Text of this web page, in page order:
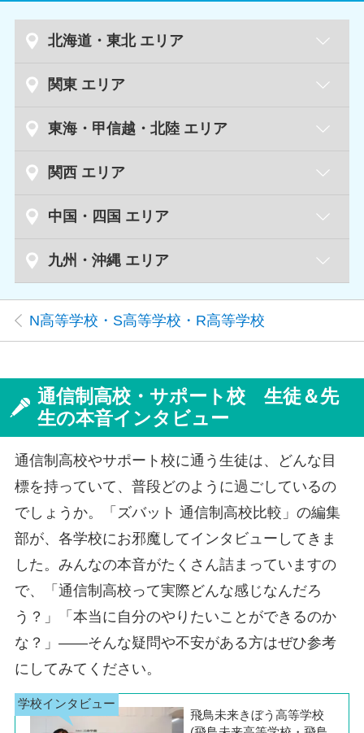
北海道・東北 エリア
北海道
札幌大通キャンパス
岩手県
宮城県
仙台新寺通キャンパス
秋田県 秋田キャンパス
福島県
福島郡山キャンパス
いわきキャンパス
関東 エリア
茨城県
水戸キャンパス
栃木県
東武宇都宮キャンパス
群馬県
群馬前橋キャンパス
高崎キャンパス
群馬太田キャンパス
埼玉県
大宮キャンパス
川口駅前キャンパス
千葉県
千葉キャンパス
柏キャンパス
松戸キャンパス
東京都
御茶ノ水キャンパス
秋葉原キャンパス
新宿代々木キャンパス
溝の口キャンパス
東海・甲信越・北陸 エリア
新潟県
新潟キャンパス
福井県 福井キャンパス
山梨県 甲府キャンパス
長野県
長野キャンパス
長野松本キャンパス
岐阜県 岐阜キャンパス
静岡県
静岡キャンパス
浜松キャンパス
静岡沼津キャンパス
名古屋栄キャンパス
豊田キャンパス
名駅キャンパス
関西 エリア
滋賀県 滋賀草津キャンパス
京都府
京都四条烏丸キャンパス
京都山科キャンパス
大阪府
心斎橋キャンパス
兵庫県
西宮北口キャンパス
明石キャンパス
神戸三宮キャンパス
奈良県
奈良王寺駅前キャンパス
奈良西大寺キャンパス
中国・四国 エリア
岡山県
倉敷キャンパス
岡山キャンパス
広島県 広島キャンパス
徳島県 徳島キャンパス
香川県 高松キャンパス
愛媛県 松山キャンパス
九州・沖縄 エリア
福岡県
福岡薬院キャンパス
北九州キャンパス
佐賀県 佐賀駅前キャンパス
長崎県
長崎佐世保キャンパス
大分県 大分キャンパス
宮崎県 宮崎キャンパス
鹿児島県 鹿児島キャンパス
沖縄県
N高等学校 本校
那覇キャンパス
N高等学校・S高等学校・R高等学校
通信制高校・サポート校 生徒＆先
生の本音インタビュー
通信制高校やサポート校に通う生徒は、どんな目
標を持っていて、普段どのように過ごしているの
でしょうか。「ズバット 通信制高校比較」の編集
部が、各学校にお邪魔してインタビューしてきま
した。みんなの本音がたくさん詰まっていますの
で、「通信制高校って実際どんな感じなんだろ
う？」「本当に自分のやりたいことができるのか
な？」――そんな疑問や不安がある方はぜひ参考
にしてみてください。
飛鳥未来きぼう高等学校